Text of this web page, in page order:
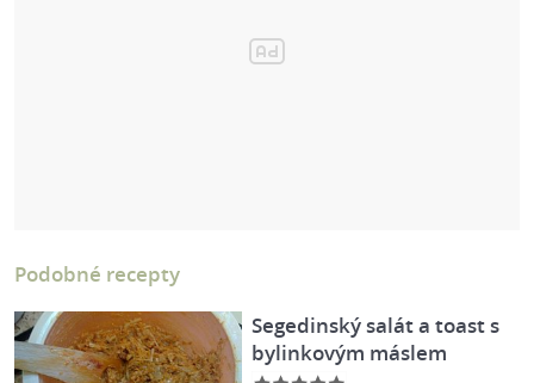
Podobné recepty
Segedinský salát a toast s
bylinkovým máslem